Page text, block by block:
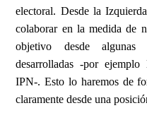
electoral. Desde la
colaborar en la medida de
objetivo desde algunas
desarrolladas -por
IPN-. Esto lo haremos de
claramente desde una